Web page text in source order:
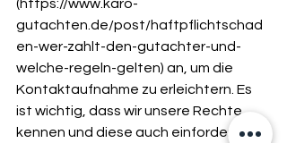
(https://www.karo-
gutachten.de/post/haftpflichtschad
en-wer-zahlt-den-gutachter-und-
welche-regeln-gelten) an, um die
Kontaktaufnahme zu erleichtern. Es
ist wichtig, dass wir unsere Rechte
kennen und diese auch einfordern. Bei